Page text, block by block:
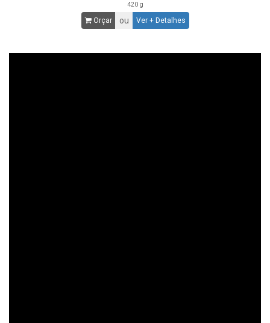
420 g
Orçar ou Ver + Detalhes